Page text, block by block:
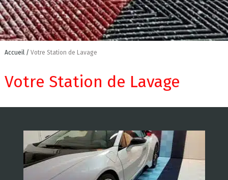
Accueil Votre Station de Lavage
Votre Station de Lavage